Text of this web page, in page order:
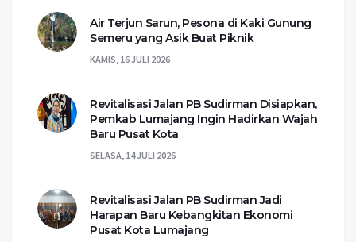
Air Terjun Sarun, Pesona di Kaki Gunung
Semeru yang Asik Buat Piknik
KAMIS, 16 JULI 2026
Revitalisasi Jalan PB Sudirman Disiapkan,
Pemkab Lumajang Ingin Hadirkan Wajah
Baru Pusat Kota
SELASA, 14 JULI 2026
Revitalisasi Jalan PB Sudirman Jadi
Harapan Baru Kebangkitan Ekonomi
Pusat Kota Lumajang